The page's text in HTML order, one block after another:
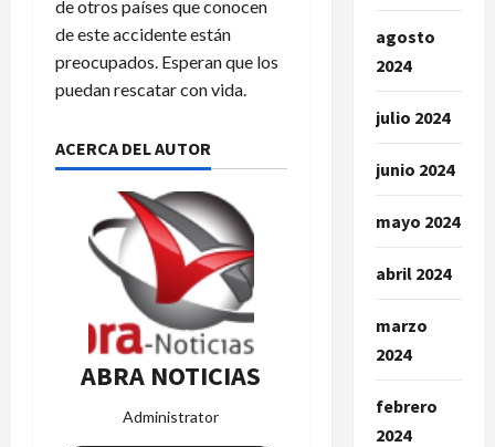
de otros países que conocen
de este accidente están
preocupados. Esperan que los
puedan rescatar con vida.
ACERCA DEL AUTOR
ABRA NOTICIAS
Administrator
agosto
2024
julio 2024
junio 2024
mayo 2024
abril 2024
marzo
2024
febrero
2024